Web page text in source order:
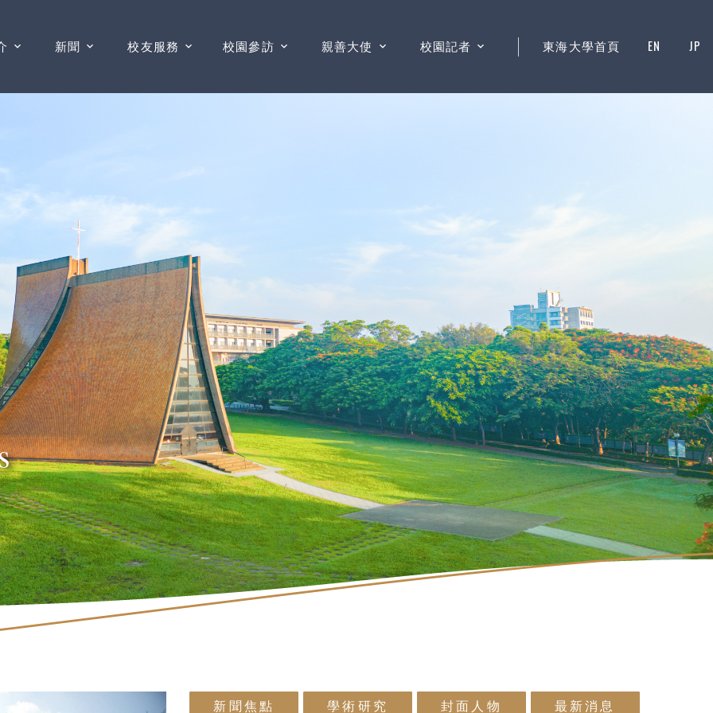
新聞 校友服務 校園參訪 親善大使 校園記者 東海大學首頁 EN JP
新聞焦點 學術研究 封面人物 最新消息